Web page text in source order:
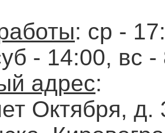
: ср -
- 14:00, вс -
адрес:
Октября, д.